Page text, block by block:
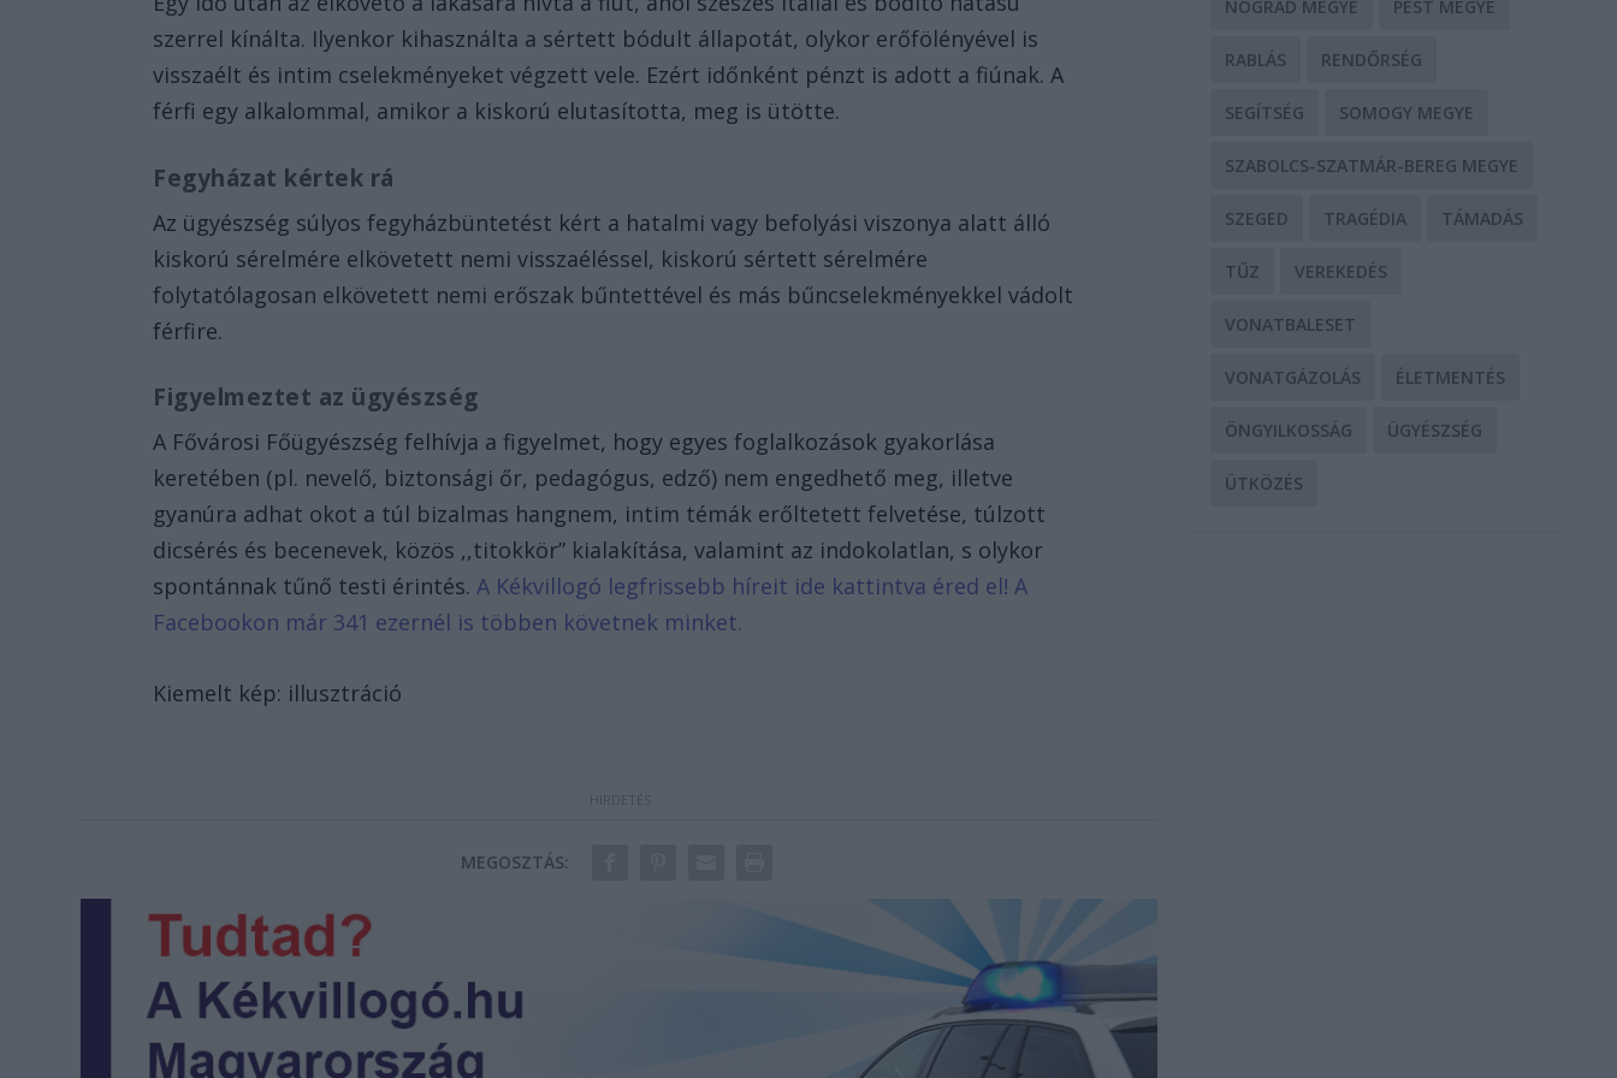
szerrel kínálta. Ilyenkor kihasználta a sértett bódult állapotát, olykor erőfölényével is
visszaélt és intim cselekményeket végzett vele. Ezért időnként pénzt is adott a fiúnak. A
férfi egy alkalommal, amikor a kiskorú elutasította, meg is ütötte.
Fegyházat kértek rá
Az ügyészség súlyos fegyházbüntetést kért a hatalmi vagy befolyási viszonya alatt álló
kiskorú sérelmére elkövetett nemi visszaéléssel, kiskorú sértett sérelmére
folytatólagosan elkövetett nemi erőszak bűntettével és más bűncselekményekkel vádolt
férfire.
Figyelmeztet az ügyészség
A Fővárosi Főügyészség felhívja a figyelmet, hogy egyes foglalkozások gyakorlása
keretében (pl. nevelő, biztonsági őr, pedagógus, edző) nem engedhető meg, illetve
gyanúra adhat okot a túl bizalmas hangnem, intim témák erőltetett felvetése, túlzott
dicsérés és becenevek, közös ,,titokkör” kialakítása, valamint az indokolatlan, s olykor
spontánnak tűnő testi érintés.A Kékvillogó legfrissebb híreit ide kattintva éred el! A
Facebookon már 341 ezernél is többen követnek minket.
Kiemelt kép: illusztráció
MEGOSZTÁS:
NÓGRÁD MEGYE PEST MEGYE
RABLÁS RENDŐRSÉG
SEGÍTSÉG SOMOGY MEGYE
SZABOLCS-SZATMÁR-BEREG MEGYE
SZEGED TRAGÉDIA TÁMADÁS
TŰZ VEREKEDÉS
VONATBALESET
VONATGÁZOLÁS ÉLETMENTÉS
ÖNGYILKOSSÁG ÜGYÉSZSÉG
ÜTKÖZÉS